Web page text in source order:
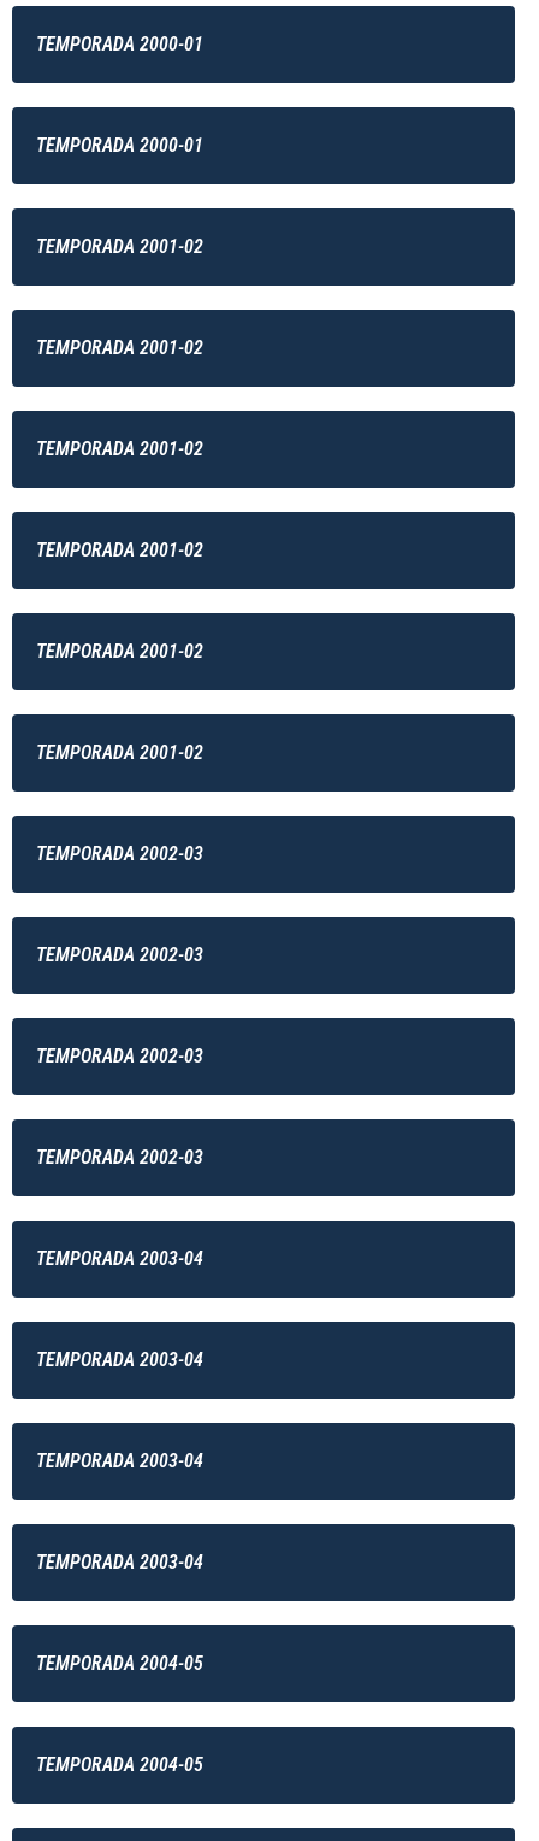
TEMPORADA 2000-01
TEMPORADA 2000-01
TEMPORADA 2001-02
TEMPORADA 2001-02
TEMPORADA 2001-02
TEMPORADA 2001-02
TEMPORADA 2001-02
TEMPORADA 2001-02
TEMPORADA 2002-03
TEMPORADA 2002-03
TEMPORADA 2002-03
TEMPORADA 2002-03
TEMPORADA 2003-04
TEMPORADA 2003-04
TEMPORADA 2003-04
TEMPORADA 2003-04
TEMPORADA 2004-05
TEMPORADA 2004-05